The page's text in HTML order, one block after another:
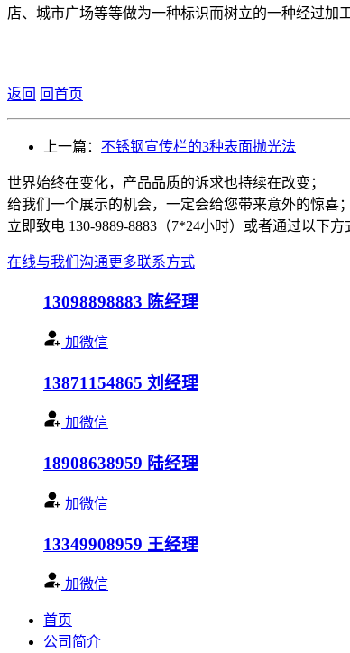
店、城市广场等等做为一种标识而树立的一种经过加
返回 回首页
上一篇： 不锈钢宣传栏的3种表面抛光法
世界始终在变化，产品品质的诉求也持续在改变；
给我们一个展示的机会，一定会给您带来意外的惊喜；
立即致电 130-9889-8883（7*24小时）或者通过以下方
在线与我们沟通更多联系方式
13098898883 陈经理
加微信
13871154865 刘经理
加微信
18908638959 陆经理
加微信
13349908959 王经理
加微信
首页
公司简介